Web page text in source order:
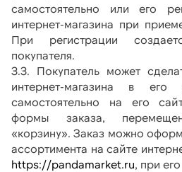
самостоятельно или его
интернет-магазина при
При регистрации
покупателя.
3.3. Покупатель может
интернет-магазина в
самостоятельно на его
формы заказа,
«корзину». Заказ можно
https://pandamarket.ru, при